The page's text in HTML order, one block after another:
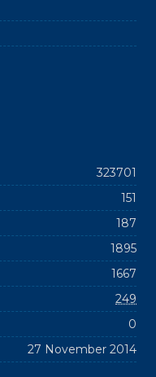
323701
151
187
1895
1667
249
0
27 November 2014